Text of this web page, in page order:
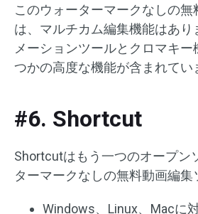
このウォーターマークなしの無
は、マルチカム編集機能はあり
メーションツールとクロマキー
つかの高度な機能が含まれてい
#6. Shortcut
Shortcutはもう一つのオープン
ターマークなしの無料動画編集
Windows、Linux、Macに